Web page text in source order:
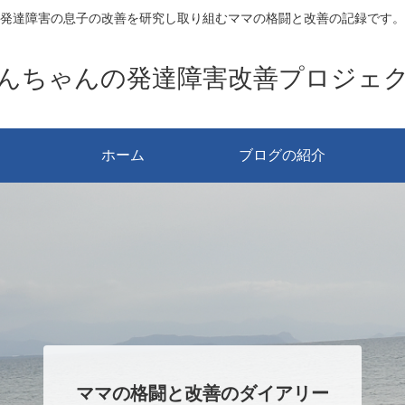
発達障害の息子の改善を研究し取り組むママの格闘と改善の記録です。
ちゃんの発達障害改善プロジェ
ホーム ブログの紹介
ママの格闘と改善のダイアリー